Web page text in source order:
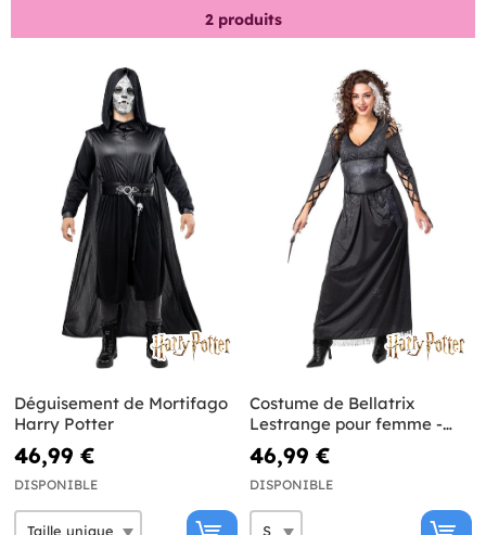
2produits
Déguisement de Mortifago
Harry Potter
46,99 €
DISPONIBLE
Costume de Bellatrix
Lestrange pour femme -
Harry Potter
46,99 €
DISPONIBLE